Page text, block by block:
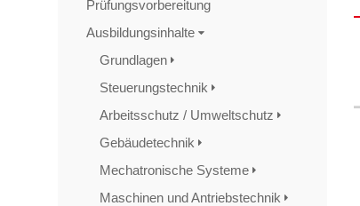
Prüfungsvorbereitung
Ausbildungsinhalte
Grundlagen
Steuerungstechnik
Arbeitsschutz / Umweltschutz
Gebäudetechnik
Mechatronische Systeme
Maschinen und Antriebstechnik